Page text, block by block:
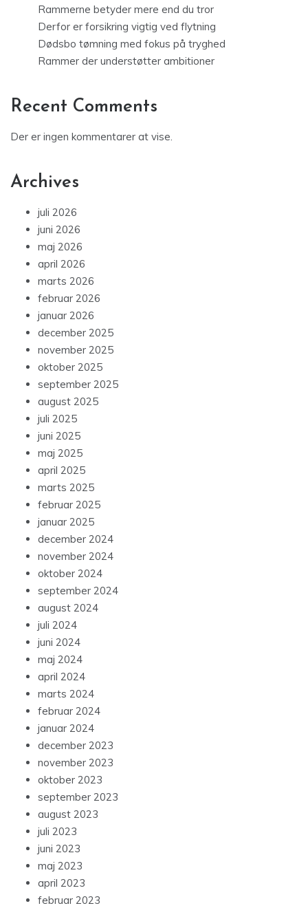
Rammerne betyder mere end du tror
Derfor er forsikring vigtig ved flytning
Dødsbo tømning med fokus på tryghed
Rammer der understøtter ambitioner
Recent Comments
Der er ingen kommentarer at vise.
Archives
juli 2026
juni 2026
maj 2026
april 2026
marts 2026
februar 2026
januar 2026
december 2025
november 2025
oktober 2025
september 2025
august 2025
juli 2025
juni 2025
maj 2025
april 2025
marts 2025
februar 2025
januar 2025
december 2024
november 2024
oktober 2024
september 2024
august 2024
juli 2024
juni 2024
maj 2024
april 2024
marts 2024
februar 2024
januar 2024
december 2023
november 2023
oktober 2023
september 2023
august 2023
juli 2023
juni 2023
maj 2023
april 2023
februar 2023